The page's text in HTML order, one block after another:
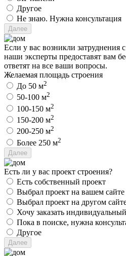
Другое
Не знаю. Нужна консультация
Если у вас возникли затруднения
наши эксперты предоставят вам
ответят на все ваши вопросы.
Желаемая площадь строения
До 50 м2
50-100 м2
100-150 м2
150-200 м2
200-250 м2
Более 250 м2
Есть ли у вас проект строения?
Есть собственный проект
Выбрал проект на вашем сайте
Выбрал проект на другом
Хочу заказать
Пока в поиске, нужна
Другое